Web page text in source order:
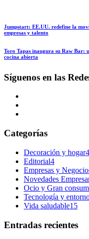
Jumpstart: EE.UU. redefine la
empresas y talento
Toro Tapas inaugura su Raw Bar:
cocina abierta
Síguenos en las
Categorías
Decoración y hogar
Editorial4
Empresas y
Novedades
Ocio y Gran
Tecnología y
Vida saludable15
Entradas recientes